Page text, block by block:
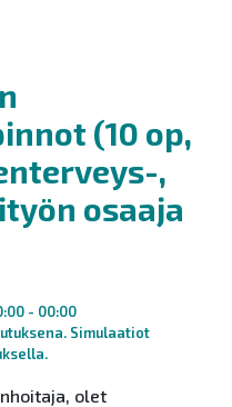
(10 op,
,
osaaja
- 00:00
Simulaatiot
olet